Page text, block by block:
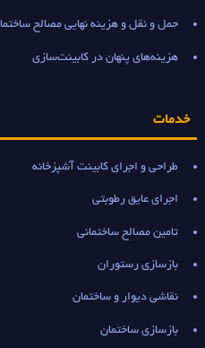
حمل و نقل و هزینه نهایی مصالح
هزینه‌های پنهان در کابینت‌سازی
خدمات
طراحی و اجرای کابینت آشپزخانه
اجرای عایق رطوبتی
تامین مصالح ساختمانی
بازسازی رستوران
نقاشی دیوار و ساختمان
بازسازی ساختمان